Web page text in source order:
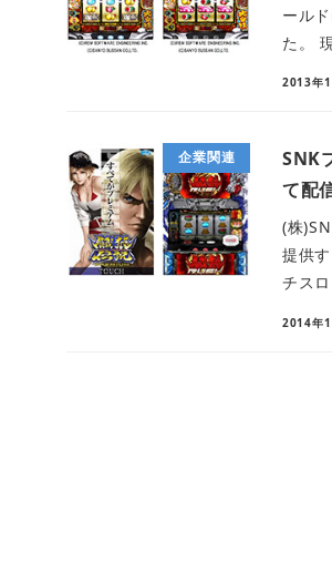
ール
た。
2013年1
企業関連
SNK
て配
(株
提供
チス
2014年